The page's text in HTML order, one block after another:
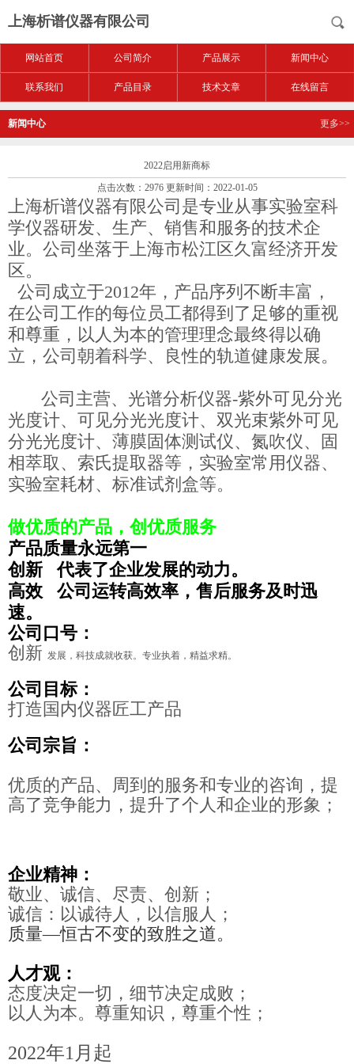
上海析谱仪器有限公司
网站首页 公司简介 产品展示 新闻中心
联系我们 产品目录 技术文章 在线留言
新闻中心 更多>>
2022启用新商标
点击次数：2976 更新时间：2022-01-05
上海析谱仪器有限公司是专业从事实验室科
学仪器研发、生产、销售和服务的技术企
业。公司坐落于上海市松江区久富经济开发
区。
公司成立于2012年，产品序列不断丰富，
在公司工作的每位员工都得到了足够的重视
和尊重，以人为本的管理理念最终得以确
立，公司朝着科学、良性的轨道健康发展。
公司主营、光谱分析仪器-紫外可见分光
光度计、可见分光光度计、双光束紫外可见
分光光度计、薄膜固体测试仪、氮吹仪、固
相萃取、索氏提取器等，实验室常用仪器、
实验室耗材、标准试剂盒等。
做优质的产品，创优质服务
产品质量永远第一
创新 代表了企业发展的动力。
高效 公司运转高效率，售后服务及时迅
速。
公司口号：
创新 发展，科技成就收获。专业执着，精益求精。
公司目标：
打造国内仪器匠工产品
公司宗旨：
优质的产品、周到的服务和专业的咨询，提
高了竞争能力，提升了个人和企业的形象；
企业精神：
敬业、诚信、尽责、创新；
诚信：以诚待人，以信服人；
质量—恒古不变的致胜之道。
人才观：
态度决定一切，细节决定成败；
以人为本。尊重知识，尊重个性；
2022年1月起